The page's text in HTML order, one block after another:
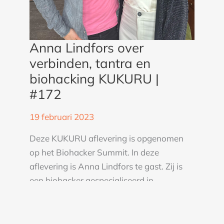
Anna Lindfors over
verbinden, tantra en
biohacking KUKURU |
#172
19 februari 2023
Deze KUKURU aflevering is opgenomen
op het Biohacker Summit. In deze
aflevering is Anna Lindfors te gast. Zij is
een biohacker gespecialiseerd in